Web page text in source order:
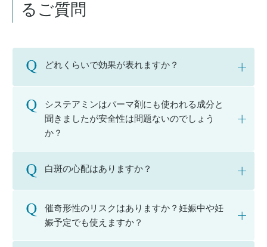
るご質問
どれくらいで効果が表れますか？
システアミンはパーマ剤にも使われる成分と
聞きましたが安全性は問題ないのでしょう
か？
白斑の心配はありますか？
催奇形性のリスクはありますか？妊娠中や妊
娠予定でも使えますか？